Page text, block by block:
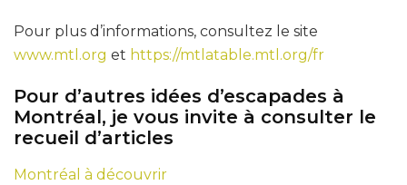
Pour plus d’informations, consultez le site
www.mtl.org et https://mtlatable.mtl.org/fr
Pour d’autres idées d’escapades à
Montréal, je vous invite à consulter le
recueil d’articles
Montréal à découvrir